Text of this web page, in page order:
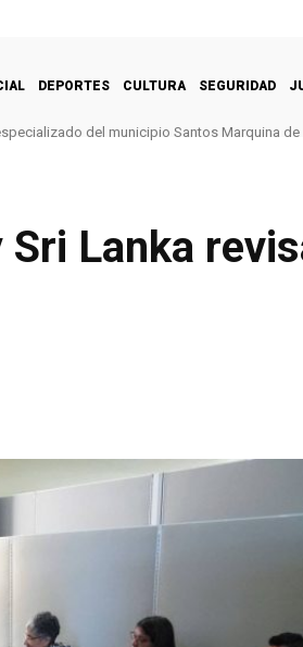
DEPORTES CULTURA SEGURIDAD
del municipio Santos Marquina de
Lanka